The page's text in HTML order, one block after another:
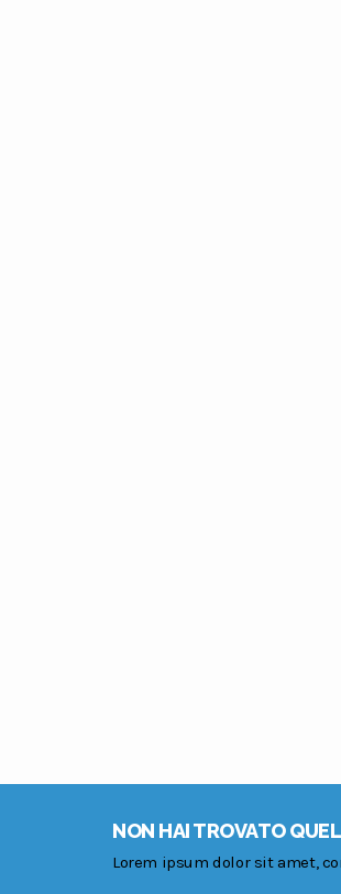
NON HAI TROVATO
Lorem ipsum dolor sit amet,